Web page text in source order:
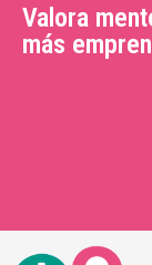
Valora
más